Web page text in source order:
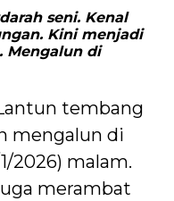
seni. Kenal
Kini menjadi
Mengalun di
tembang
mengalun di
2026) malam.
merambat